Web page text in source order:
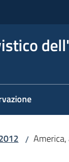
/ America,